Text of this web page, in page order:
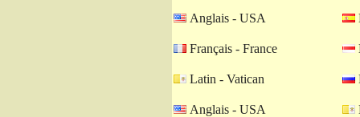
Anglais - USA
Français - France
Latin - Vatican
Anglais - USA